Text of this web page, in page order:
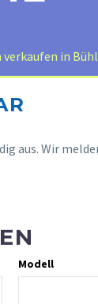
in Bühl
aus. Wir
Modell